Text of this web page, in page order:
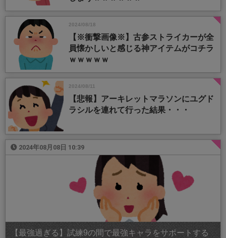
2024/08/18
【※衝撃画像※】古参ストライカーが全
員懐かしいと感じる神アイテムがコチラ
ｗｗｗｗｗ
2024/08/11
【悲報】アーキレットマラソンにユグド
ラシルを連れて行った結果・・・
2024年08月08日 10:39
【最強過ぎる】試練9の間で最強キャラをサポートする